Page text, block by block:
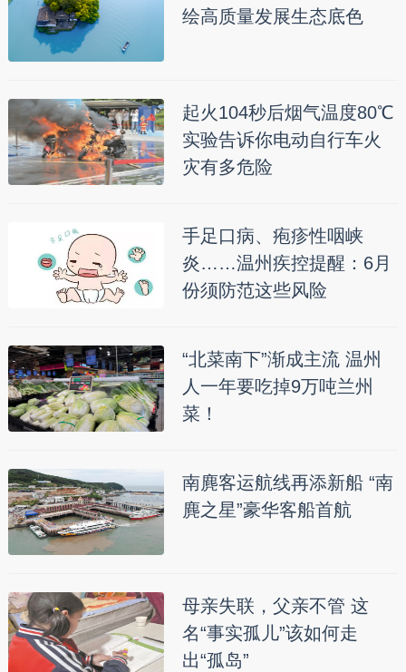
绘高质量发展生态底色
起火104秒后烟气温度80℃
实验告诉你电动自行车火
灾有多危险
手足口病、疱疹性咽峡
炎……温州疾控提醒：6月
份须防范这些风险
“北菜南下”渐成主流 温州
人一年要吃掉9万吨兰州
菜！
南麂客运航线再添新船 “南
麂之星”豪华客船首航
母亲失联，父亲不管 这
名“事实孤儿”该如何走
出“孤岛”